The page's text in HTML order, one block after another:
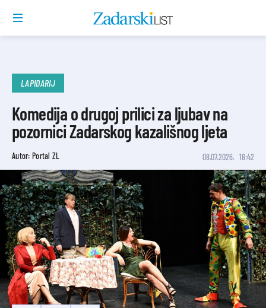
LAPIDARIJ
Komedija o drugoj prilici za ljubav na
pozornici Zadarskog kazališnog ljeta
Autor: Portal ZL 08.07.2026. 18:42